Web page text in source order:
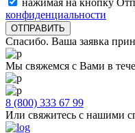
нажимая на кнопку
конфиденциальности
Спасибо. Ваша заявка
Мы свяжемся с Вами в
8 (800) 333 67 99
Или свяжитесь с нашими